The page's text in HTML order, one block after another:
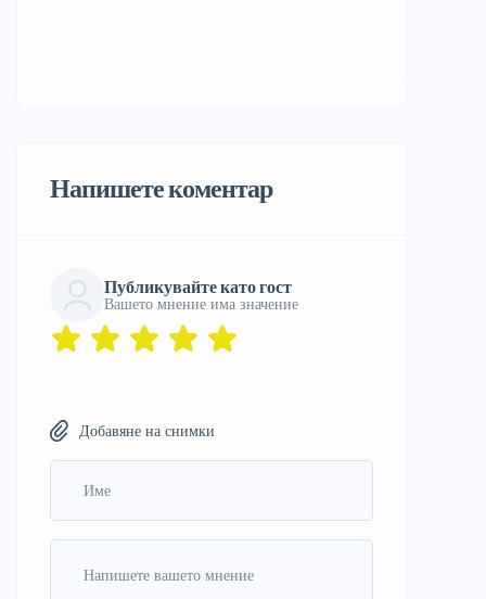
Напишете коментар
Публикувайте като гост
Вашето мнение има значение
Добавяне на снимки